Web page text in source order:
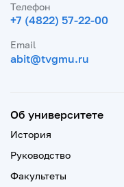
Телефон
+7 (4822) 57-22-00
Email
abit@tvgmu.ru
Об университете
История
Руководство
Факультеты